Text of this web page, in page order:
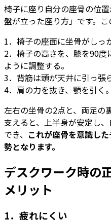
椅子に座り自分の座骨の位
盤が立った座り方」です。こ
1．椅子の座面に坐骨がしっ
2．椅子の高さを、膝を90度
ように調整する。
3．背筋は頭が天井に引っ張
4．肩の力を抜き、顎を引く。
左右の坐⾻の2点と、両⾜の
⽀えると、上半⾝が安定し
でき、 これが座骨を意識し
勢となります。
デスクワーク時の
メリット
1．疲れにくい